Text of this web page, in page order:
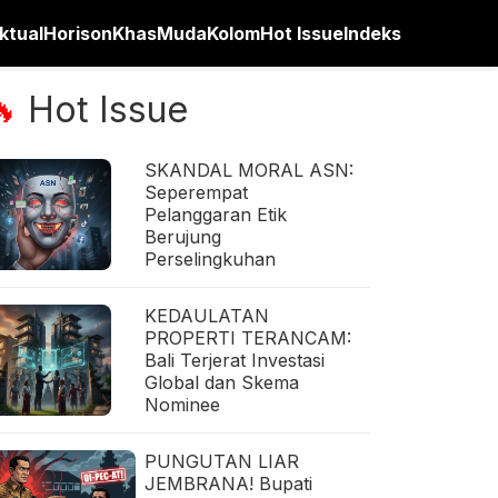
HorisonKhasMudaKolomHot IssueIndeks
Hot Issue
SKANDAL MORAL ASN:
Seperempat
Pelanggaran Etik
Berujung
Perselingkuhan
KEDAULATAN
PROPERTI TERANCAM:
Bali Terjerat Investasi
Global dan Skema
Nominee
PUNGUTAN LIAR
JEMBRANA! Bupati